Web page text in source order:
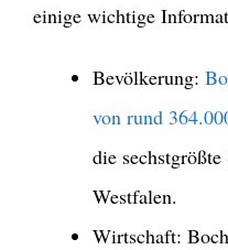
einige wichtige
Bevölkerung:
von rund
die
Westfalen.
Wirtschaft: